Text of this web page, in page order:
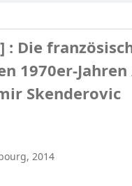
Die
1970er-
Skenderovic
2014